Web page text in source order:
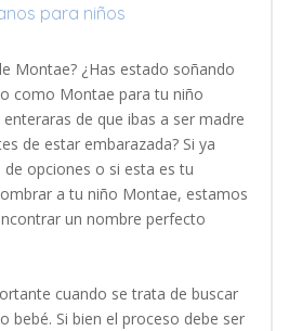
para niños
Montae? ¿Has estado soñando
como Montae para tu niño
de que ibas a ser madre
de estar embarazada? Si ya
opciones o si esta es tu
a tu niño Montae, estamos
un nombre perfecto
cuando se trata de buscar
bebé. Si bien el proceso debe ser